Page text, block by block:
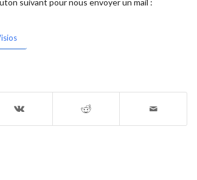
suivant pour nous envoyer un mail :